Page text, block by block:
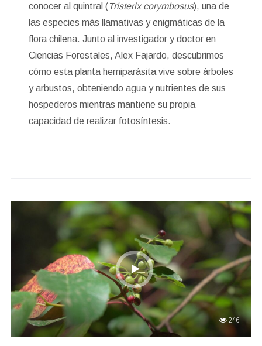
conocer al quintral (Tristerix corymbosus), una de
las especies más llamativas y enigmáticas de la
flora chilena. Junto al investigador y doctor en
Ciencias Forestales, Alex Fajardo, descubrimos
cómo esta planta hemiparásita vive sobre árboles
y arbustos, obteniendo agua y nutrientes de sus
hospederos mientras mantiene su propia
capacidad de realizar fotosíntesis.
246